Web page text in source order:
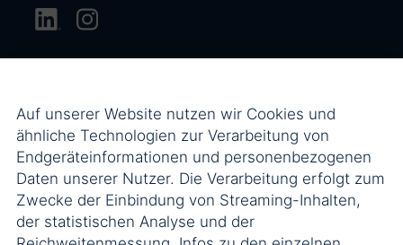
Auf unserer Website nutzen wir Cookies und
ähnliche Technologien zur Verarbeitung von
Endgeräteinformationen und personenbezogenen
Daten unserer Nutzer. Die Verarbeitung erfolgt zum
Zwecke der Einbindung von Streaming-Inhalten,
der statistischen Analyse und der